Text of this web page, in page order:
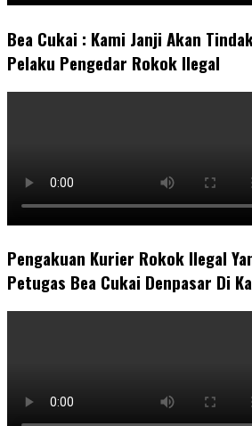
Bea Cukai : Kami Janji Akan
Pelaku Pengedar Rokok Ilegal
Pengakuan Kurier Rokok Ilegal
Petugas Bea Cukai Denpasar Di